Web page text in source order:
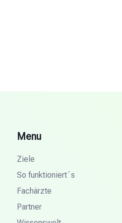
Menu
Ziele
So funktioniert´s
Fachärzte
Partner